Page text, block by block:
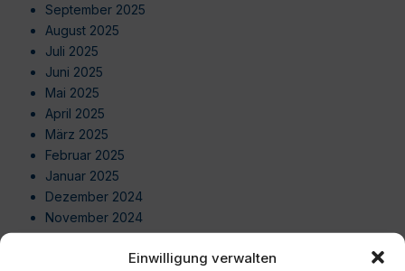
Einwilligung verwalten
September 2025
August 2025
Juli 2025
Juni 2025
Mai 2025
April 2025
März 2025
Februar 2025
Januar 2025
Dezember 2024
November 2024
Oktober 2024
September 2024